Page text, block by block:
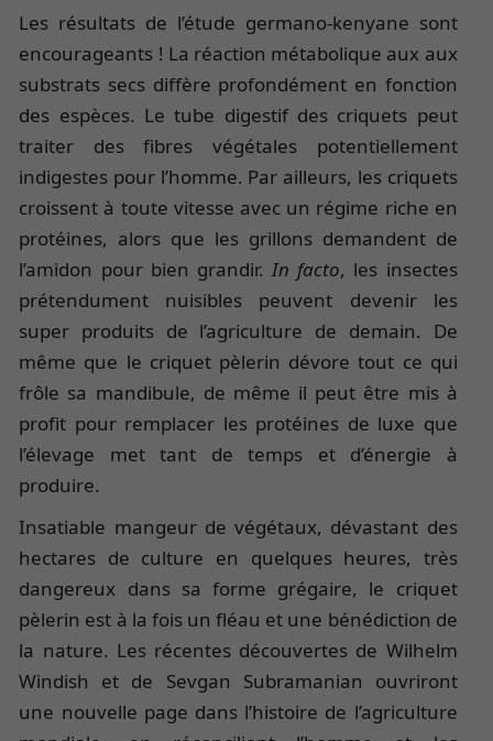
Les résultats de l’étude germano-kenyane sont
encourageants ! La réaction métabolique aux aux
substrats secs diffère profondément en fonction
des espèces. Le tube digestif des criquets peut
traiter des fibres végétales potentiellement
indigestes pour l’homme. Par ailleurs, les criquets
croissent à toute vitesse avec un régime riche en
protéines, alors que les grillons demandent de
l’amidon pour bien grandir.In facto, les insectes
prétendument nuisibles peuvent devenir les
super produits de l’agriculture de demain. De
même que le criquet pèlerin dévore tout ce qui
frôle sa mandibule, de même il peut être mis à
profit pour remplacer les protéines de luxe que
l’élevage met tant de temps et d’énergie à
produire.
Insatiable mangeur de végétaux, dévastant des
hectares de culture en quelques heures, très
dangereux dans sa forme grégaire, le criquet
pèlerin est à la fois un fléau et une bénédiction de
la nature. Les récentes découvertes de Wilhelm
Windish et de Sevgan Subramanian ouvriront
une nouvelle page dans l’histoire de l’agriculture